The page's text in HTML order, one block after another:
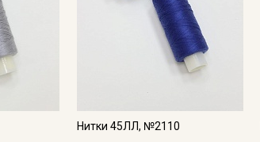
Нитки 45ЛЛ, №2110